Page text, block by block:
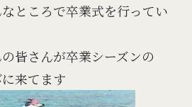
ところで卒業式を行ってい
皆さんが卒業シーズンの
来てます